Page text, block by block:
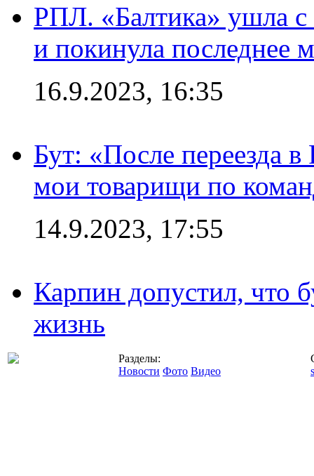
РПЛ. «Балтика» ушла с
и покинула последнее
16.9.2023, 16:35
Бут: «После переезда
мои товарищи по
14.9.2023, 17:55
Карпин допустил, что
жизнь
Разделы:
Новости Фото Видео